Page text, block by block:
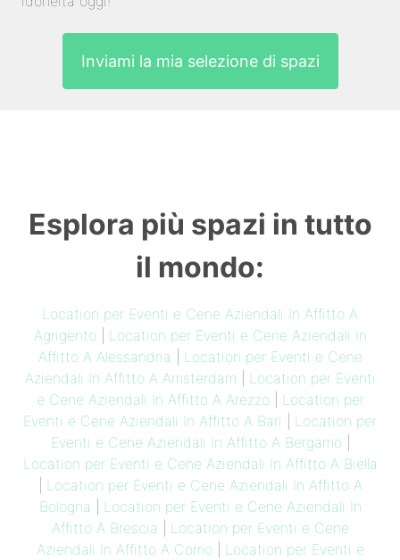
Inviami la mia selezione di spazi
Esplora più spazi in tutto
il mondo:
Location per Eventi e Cene Aziendali In Affitto A
Agrigento| Location per Eventi e Cene Aziendali In
Affitto A Alessandria
Location per Eventi e Cene
Aziendali In Affitto A Amsterdam
Location per Eventi
e Cene Aziendali In Affitto A Arezzo| Location per
Eventi e Cene Aziendali In Affitto A Bari
Location per
Eventi e Cene Aziendali In Affitto A Bergamo|
Location per Eventi e Cene Aziendali In Affitto A Biella
Location per Eventi e Cene Aziendali In Affitto A
Bologna
Location per Eventi e Cene Aziendali In
Affitto A Brescia
Location per Eventi e Cene
Aziendali In Affitto A Como| Location per Eventi e